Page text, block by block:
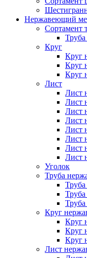
Нержавеющий
Сортамент
Круг
Круг
Круг
Круг
Лист
Лист
Лист
Лист
Лист
Лист
Лист
Лист
Лист
Уголок
Труба
Круг
Круг
Круг
Круг
Лист